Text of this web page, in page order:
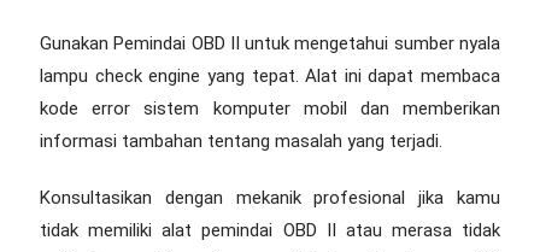
Gunakan Pemindai OBD II untuk mengetahui sumber nyala
lampu check engine yang tepat. Alat ini dapat membaca
kode error sistem komputer mobil dan memberikan
informasi tambahan tentang masalah yang terjadi.
Konsultasikan dengan mekanik profesional jika kamu
tidak memiliki alat pemindai OBD II atau merasa tidak